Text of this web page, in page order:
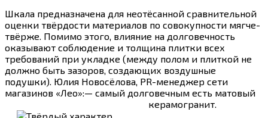
Шкала предназначена для неотёсанной сравнительной
оценки твёрдости материалов по совокупности мягче-
твёрже. Помимо этого, влияние на долговечность
оказывают соблюдение и толщина плитки всех
требований при укладке (между полом и плиткой не
должно быть зазоров, создающих воздушные
подушки). Юлия Новосёлова, PR-менеджер сети
магазинов «Лео»:— самый долговечным есть матовый
керамогранит.